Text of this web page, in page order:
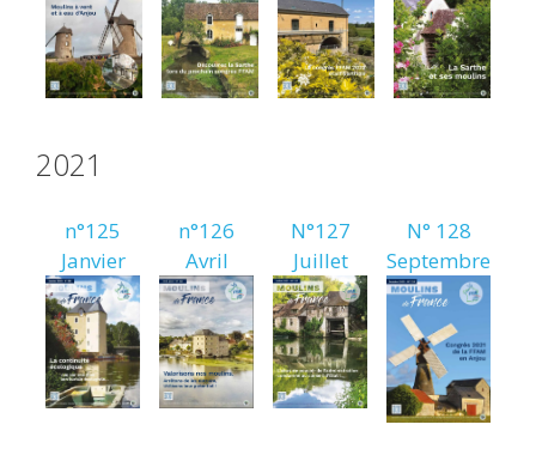
2021
n°125
Janvier
n°126
Avril
N°127
Juillet
N° 128
Septembre